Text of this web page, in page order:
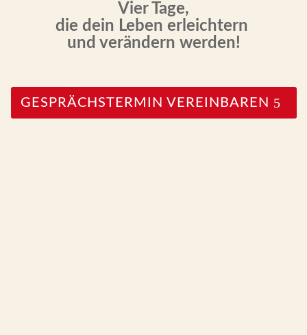
Vier Tage,
die dein Leben erleichtern
und verändern werden!
GESPRÄCHSTERMIN VEREINBAREN